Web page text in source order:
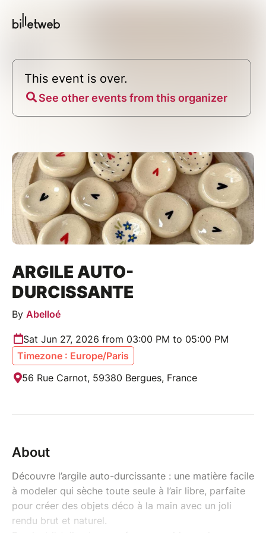
This event is over.
See other events from this organizer
ARGILE AUTO-
DURCISSANTE
By Abelloé
Sat Jun 27, 2026 from 03:00 PM to 05:00 PM
Timezone : Europe/Paris
56 Rue Carnot, 59380 Bergues, France
About
Découvre l’argile auto-durcissante : une matière facile
à modeler qui sèche toute seule à l’air libre, parfaite
pour créer des objets déco à la main avec un joli
rendu brut et naturel.